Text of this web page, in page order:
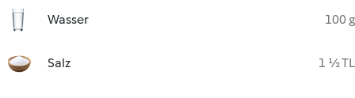
Wasser 100 g
Salz 1 ½ TL